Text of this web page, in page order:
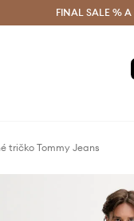
zdarma (od 1800 Kč)
FINAL SALE %
tričko Tommy Jeans